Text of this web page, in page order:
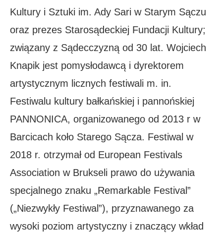
Kultury i Sztuki im. Ady Sari w Starym Sączu
oraz prezes Starosądeckiej Fundacji Kultury;
związany z Sądecczyzną od 30 lat. Wojciech
Knapik jest pomysłodawcą i dyrektorem
artystycznym licznych festiwali m. in.
Festiwalu kultury bałkańskiej i pannońskiej
PANNONICA, organizowanego od 2013 r w
Barcicach koło Starego Sącza. Festiwal w
2018 r. otrzymał od European Festivals
Association w Brukseli prawo do używania
specjalnego znaku „Remarkable Festival”
(„Niezwykły Festiwal”), przyznawanego za
wysoki poziom artystyczny i znaczący wkład